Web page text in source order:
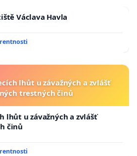
Václava Havla
lhůt u závažných a zvlášť
trestných činů
lhůt u závažných a zvlášť
činů